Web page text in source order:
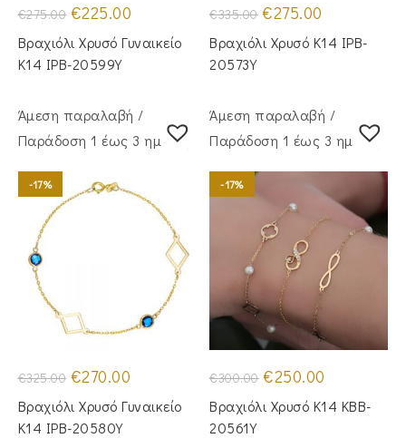
€275.00 Original
price
was:
€275.00.
€225.00
είναι:
Βραχιόλι Χρυσό Γυναικείο
Κ14 IPB-20599Y
€335.00 Original
price
was:
€335.00.
€275.00
τιμή
είναι:
Βραχιόλι Χρυσό Κ14 IPB-
20573Y
Άμεση παραλαβή /
Παράδoση 1 έως 3 ημέρες
-17%
€325.00 Original
price
was:
€325.00.
€270.00
είναι:
Βραχιόλι Χρυσό Γυναικείο
Κ14 IPB-20580Y
Άμεση παραλαβή /
Παράδoση 1 έως 3 ημέρες
-17%
€300.00 Original
price
was:
€300.00.
€250.00
τιμή
είναι:
Βραχιόλι Χρυσό Κ14 KBB-
20561Y